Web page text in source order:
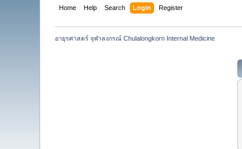
Home Help Search Login Register
อายุรศาสตร์ จุฬาลงกรณ์ Chulalongkorn Internal Medicine